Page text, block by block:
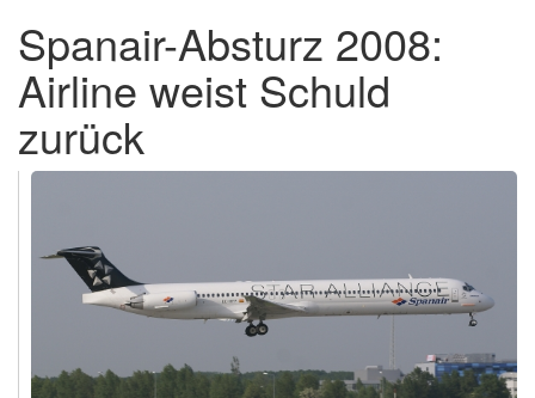
Spanair-Absturz 2008:
Airline weist Schuld
zurück